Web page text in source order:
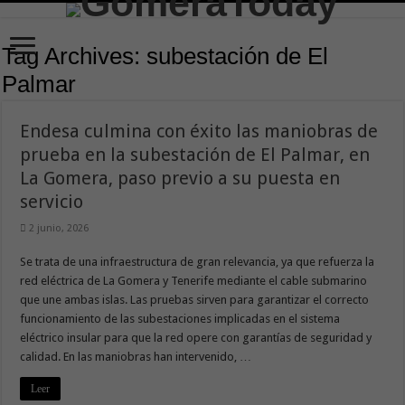
Tag Archives: subestación de El
Palmar
Endesa culmina con éxito las maniobras de
prueba en la subestación de El Palmar, en
La Gomera, paso previo a su puesta en
servicio
2 junio, 2026
Se trata de una infraestructura de gran relevancia, ya que refuerza la
red eléctrica de La Gomera y Tenerife mediante el cable submarino
que une ambas islas. Las pruebas sirven para garantizar el correcto
funcionamiento de las subestaciones implicadas en el sistema
eléctrico insular para que la red opere con garantías de seguridad y
calidad. En las maniobras han intervenido, …
Leer